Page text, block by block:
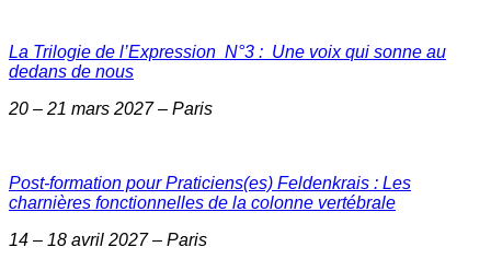
La Trilogie de l’Expression N°3 : Une voix qui sonne au
dedans de nous
20 – 21 mars 2027 – Paris
Post-formation pour Praticiens(es) Feldenkrais : Les
charnières fonctionnelles de la colonne vertébrale
14 – 18 avril 2027 – Paris